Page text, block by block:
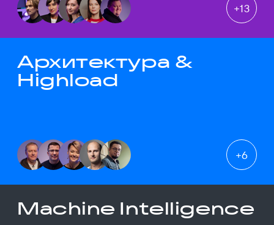
+13
Архитектура &
Highload
+6
Machine Intelligence